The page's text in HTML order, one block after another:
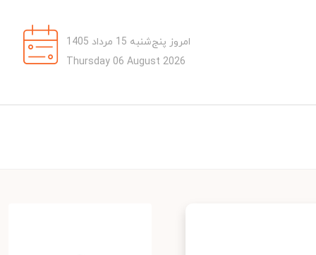
امروز پنج‌شنبه 15 مرداد 1405
Thursday 06 August 2026